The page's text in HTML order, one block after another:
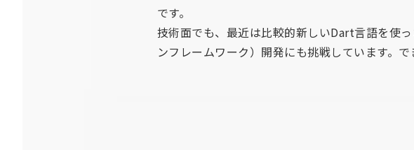
です。
技術面でも、最近は比較的新しいDart言語を使
ンフレームワーク）開発にも挑戦しています。